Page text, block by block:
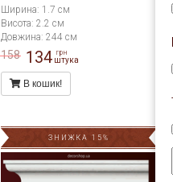
Ширина: 1.7 см
Висота: 2.2 см
Довжина: 244 см
158 134 грн
штука
В кошик!
ЗНИЖКА 15%